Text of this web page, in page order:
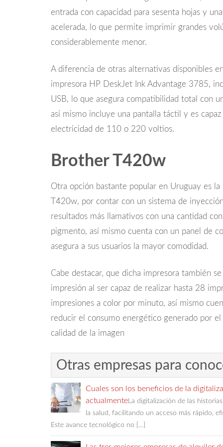
entrada con capacidad para sesenta hojas y
acelerada, lo que permite imprimir grandes
considerablemente menor.
A diferencia de otras alternativas disponibles
impresora HP DeskJet Ink Advantage 3785,
USB, lo que asegura compatibilidad total con
así mismo incluye una pantalla táctil y es
electricidad de 110 o 220 voltios.
Brother T420w
Otra opción bastante popular en Uruguay es
T420w, por contar con un sistema de
resultados más llamativos con una cantidad
pigmento, así mismo cuenta con un panel de
asegura a sus usuarios la mayor comodidad.
Cabe destacar, que dicha impresora también
impresión al ser capaz de realizar hasta 28
impresiones a color por minuto, así mismo
reducir el consumo energético generado por
calidad de la imagen
Otras empresas para
Cuales son los beneficios de la
actualmente La digitalización de las
la salud, facilitando un acceso más rápido,
Este avance tecnológico no […]